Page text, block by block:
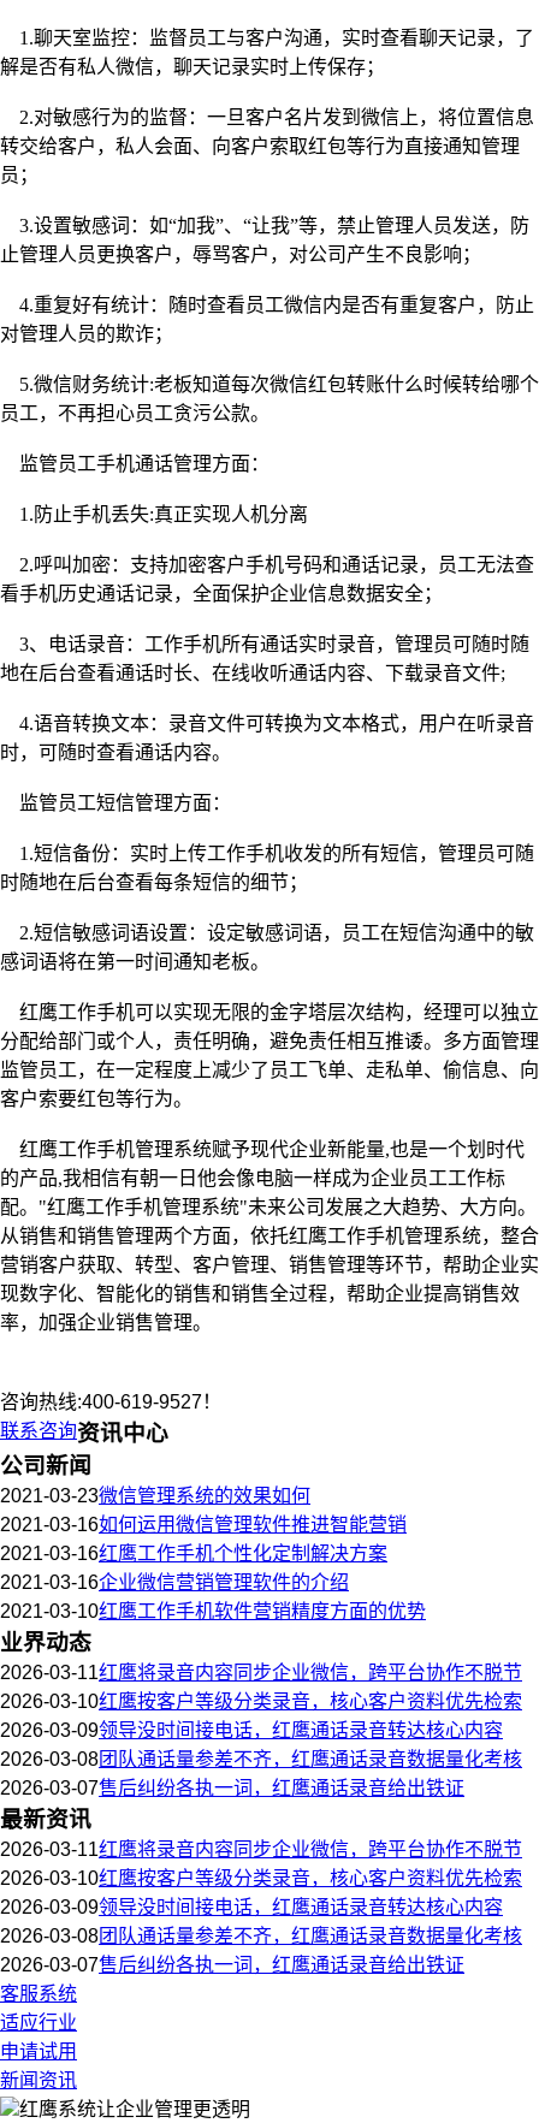
1.聊天室监控：监督员工与客户沟通，实时查看聊天记录，了
解是否有私人微信，聊天记录实时上传保存；
2.对敏感行为的监督：一旦客户名片发到微信上，将位置信息
转交给客户，私人会面、向客户索取红包等行为直接通知管理
员；
3.设置敏感词：如“加我”、 “让我”等，禁止管理人员发送，防
止管理人员更换客户，辱骂客户，对公司产生不良影响；
4.重复好有统计：随时查看员工微信内是否有重复客户，防止
对管理人员的欺诈；
5.微信财务统计:老板知道每次微信红包转账什么时候转给哪个
员工，不再担心员工贪污公款。
监管员工手机通话管理方面：
1.防止手机丢失:真正实现人机分离
2.呼叫加密：支持加密客户手机号码和通话记录，员工无法查
看手机历史通话记录，全面保护企业信息数据安全；
3、电话录音：工作手机所有通话实时录音，管理员可随时随
地在后台查看通话时长、在线收听通话内容、下载录音文件;
4.语音转换文本：录音文件可转换为文本格式，用户在听录音
时，可随时查看通话内容。
监管员工短信管理方面：
1.短信备份：实时上传工作手机收发的所有短信，管理员可随
时随地在后台查看每条短信的细节；
2.短信敏感词语设置：设定敏感词语，员工在短信沟通中的敏
感词语将在第一时间通知老板。
红鹰工作手机可以实现无限的金字塔层次结构，经理可以独立
分配给部门或个人，责任明确，避免责任相互推诿。多方面管理
监管员工，在一定程度上减少了员工飞单、走私单、偷信息、向
客户索要红包等行为。
红鹰工作手机管理系统赋予现代企业新能量,也是一个划时代
的产品,我相信有朝一日他会像电脑一样成为企业员工工作标
配。"红鹰工作手机管理系统"未来公司发展之大趋势、大方向。
从销售和销售管理两个方面，依托红鹰工作手机管理系统，整合
营销客户获取、转型、客户管理、销售管理等环节，帮助企业实
现数字化、智能化的销售和销售全过程，帮助企业提高销售效
率，加强企业销售管理。
咨询热线:400-619-9527！
联系咨询资讯中心
公司新闻
2021-03-23微信管理系统的效果如何
2021-03-16如何运用微信管理软件推进智能营销
2021-03-16红鹰工作手机个性化定制解决方案
2021-03-16企业微信营销管理软件的介绍
2021-03-10红鹰工作手机软件营销精度方面的优势
业界动态
2026-03-11红鹰将录音内容同步企业微信，跨平台协作不脱节
2026-03-10红鹰按客户等级分类录音，核心客户资料优先检索
2026-03-09领导没时间接电话，红鹰通话录音转达核心内容
2026-03-08团队通话量参差不齐，红鹰通话录音数据量化考核
2026-03-07售后纠纷各执一词，红鹰通话录音给出铁证
最新资讯
2026-03-11红鹰将录音内容同步企业微信，跨平台协作不脱节
2026-03-10红鹰按客户等级分类录音，核心客户资料优先检索
2026-03-09领导没时间接电话，红鹰通话录音转达核心内容
2026-03-08团队通话量参差不齐，红鹰通话录音数据量化考核
2026-03-07售后纠纷各执一词，红鹰通话录音给出铁证
客服系统
适应行业
申请试用
新闻资讯
红鹰系统让企业管理更透明